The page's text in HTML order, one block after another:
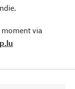
via